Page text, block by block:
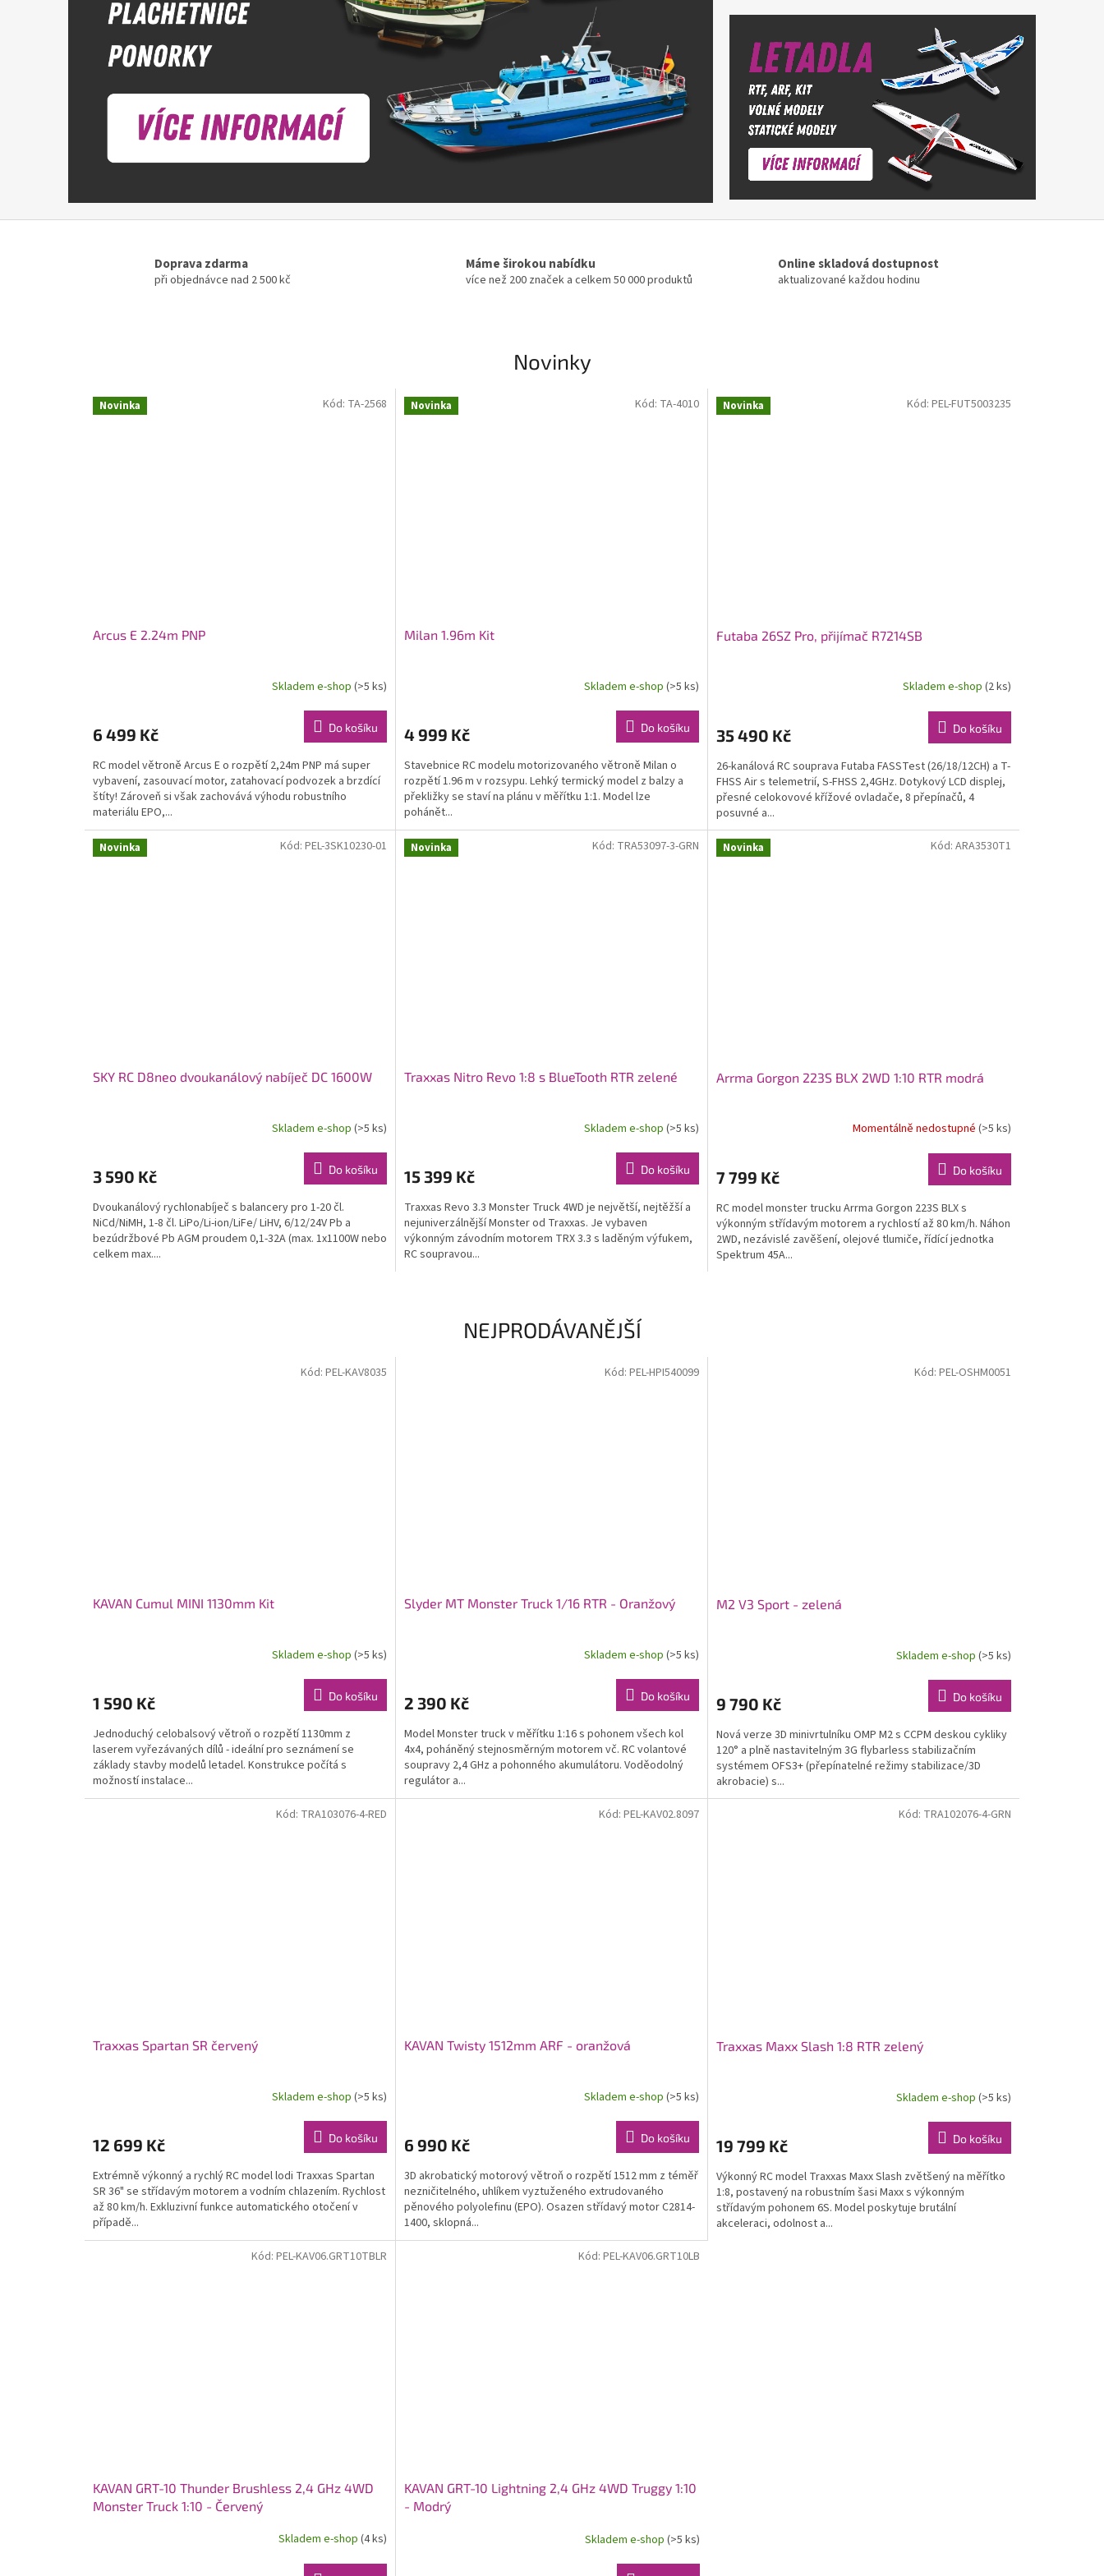
Doprava zdarma
při objednávce nad 2 500 kč
Máme širokou nabídku
více než 200 značek a celkem 50 000 produktů
Online skladová dostupnost
aktualizované každou hodinu
Novinky
Novinka
Arcus E 2.24m PNP
Skladem e-shop(>5 ks)
6 499 Kč Do košíku
RC model větroně Arcus E o rozpětí 2,24m PNP má super
vybavení, zasouvací motor, zatahovací podvozek a brzdící
štíty! Zároveň si však zachovává výhodu robustního
materiálu EPO,...
Kód: TA-2568 Novinka
Milan 1.96m Kit
Skladem e-shop (>5 ks)
4 999 Kč Do košíku
Stavebnice RC modelu motorizovaného větroně Milan o
rozpětí 1.96 m v rozsypu. Lehký termický model z balzy a
překližky se staví na plánu v měřítku 1:1. Model lze
pohánět...
Kód: TA-4010 Novinka
Futaba 26SZ Pro, přijímač R7214SB
Skladem e-shop (2 ks)
35 490 Kč Do košíku
26-kanálová RC souprava Futaba FASSTest (26/18/12CH) a T-
FHSS Air s telemetrií, S-FHSS 2,4GHz. Dotykový LCD displej,
přesné celokovové křížové ovladače, 8 přepínačů, 4
posuvné a...
Kód: PEL-FUT5003235
Novinka
SKY RC D8neo dvoukanálový nabíječ DC 1600W
Skladem e-shop(>5 ks)
3 590 Kč Do košíku
Dvoukanálový rychlonabíječ s balancery pro 1-20 čl.
NiCd/NiMH, 1-8 čl. LiPo/Li-ion/LiFe/ LiHV, 6/12/24V Pb a
bezúdržbové Pb AGM proudem 0,1-32A (max. 1x1100W nebo
celkem max....
Kód:PEL-3SK10230-01 Novinka
Traxxas Nitro Revo 1:8 s BlueTooth RTR zelené
Skladem e-shop (>5 ks)
15 399 Kč Do košíku
Traxxas Revo 3.3 Monster Truck 4WD je největší, nejtěžší a
nejuniverzálnější Monster od Traxxas. Je vybaven
výkonným závodním motorem TRX 3.3 s laděným výfukem,
RC soupravou...
Kód: TRA53097-3-GRN Novinka
Arrma Gorgon 223S BLX 2WD 1:10 RTR modrá
Momentálně nedostupné (>5 ks)
7 799 Kč Do košíku
RC model monster trucku Arrma Gorgon 223S BLX s
výkonným střídavým motorem a rychlostí až 80 km/h. Náhon
2WD, nezávislé zavěšení, olejové tlumiče, řídící jednotka
Spektrum 45A...
Kód: ARA3530T1
NEJPRODÁVANĚJŠÍ
KAVAN Cumul MINI 1130mm Kit
Skladem e-shop(>5 ks)
1 590 Kč Do košíku
Jednoduchý celobalsový větroň o rozpětí 1130mm z
laserem vyřezávaných dílů - ideální pro seznámení se
základy stavby modelů letadel. Konstrukce počítá s
možností instalace...
Kód:PEL-KAV8035
Slyder MT Monster Truck 1/16 RTR - Oranžový
Skladem e-shop (>5 ks)
2 390 Kč Do košíku
Model Monster truck v měřítku 1:16 s pohonem všech kol
4x4, poháněný stejnosměrným motorem vč. RC volantové
soupravy 2,4 GHz a pohonného akumulátoru. Voděodolný
regulátor a...
Kód: PEL-HPI540099
M2 V3 Sport - zelená
Skladem e-shop (>5 ks)
9 790 Kč Do košíku
Nová verze 3D minivrtulníku OMP M2 s CCPM deskou cykliky
120° a plně nastavitelným 3G flybarless stabilizačním
systémem OFS3+ (přepínatelné režimy stabilizace/3D
akrobacie) s...
Kód: PEL-OSHM0051
Traxxas Spartan SR červený
Skladem e-shop(>5 ks)
12 699 Kč Do košíku
Extrémně výkonný a rychlý RC model lodi Traxxas Spartan
SR 36" se střídavým motorem a vodním chlazením. Rychlost
až 80 km/h. Exkluzivní funkce automatického otočení v
případě...
Kód: TRA103076-4-RED
KAVAN Twisty 1512mm ARF - oranžová
Skladem e-shop (>5 ks)
6 990 Kč Do košíku
3D akrobatický motorový větroň o rozpětí 1512 mm z téměř
nezničitelného, uhlíkem vyztuženého extrudovaného
pěnového polyolefinu (EPO). Osazen střídavý motor C2814-
1400, sklopná...
Kód: PEL-KAV02.8097
Traxxas Maxx Slash 1:8 RTR zelený
Skladem e-shop (>5 ks)
19 799 Kč Do košíku
Výkonný RC model Traxxas Maxx Slash zvětšený na měřítko
1:8, postavený na robustním šasi Maxx s výkonným
střídavým pohonem 6S. Model poskytuje brutální
akceleraci, odolnost a...
Kód: TRA102076-4-GRN
KAVAN GRT-10 Thunder Brushless 2,4 GHz 4WD
Monster Truck 1:10 - Červený
Skladem e-shop(4 ks)
Kód:PEL-KAV06.GRT10TBLR
KAVAN GRT-10 Lightning 2,4 GHz 4WD Truggy 1:10
- Modrý
Skladem e-shop (>5 ks)
Kód: PEL-KAV06.GRT10LB